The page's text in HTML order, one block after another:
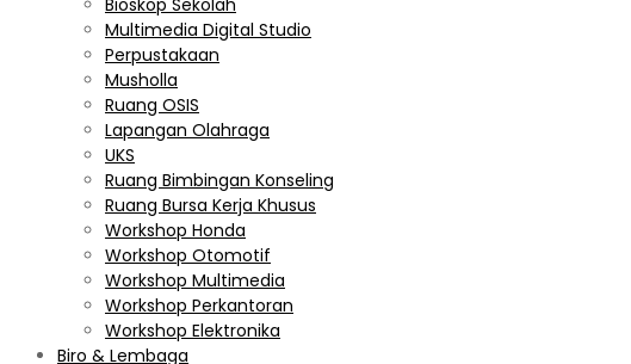
Bioskop Sekolah
Multimedia Digital Studio
Perpustakaan
Musholla
Ruang OSIS
Lapangan Olahraga
UKS
Ruang Bimbingan Konseling
Ruang Bursa Kerja Khusus
Workshop Honda
Workshop Otomotif
Workshop Multimedia
Workshop Perkantoran
Workshop Elektronika
Biro & Lembaga